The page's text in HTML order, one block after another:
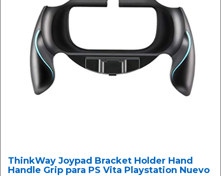
ThinkWay Joypad Bracket Holder Hand
Handle Grip para PS Vita Playstation Nuevo